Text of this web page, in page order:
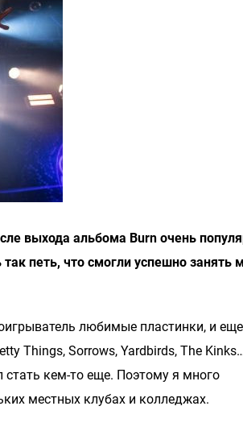
выхода альбома Burn очень
петь, что смогли успешно занять
любимые пластинки, и
Things, Sorrows, Yardbirds, The
стать кем-то еще. Поэтому я много
местных клубах и колледжах.